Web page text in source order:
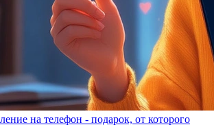
на телефон - подарок, от которого